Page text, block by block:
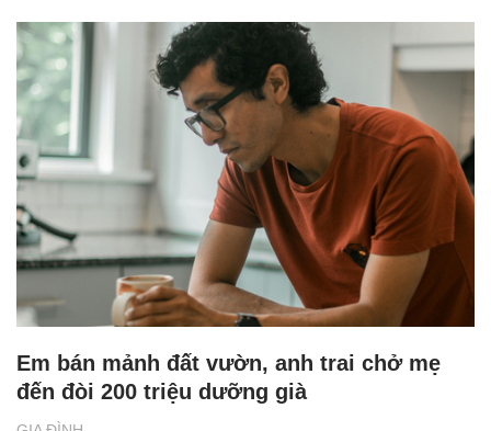
Em bán mảnh đất vườn, anh trai chở mẹ
đến đòi 200 triệu dưỡng già